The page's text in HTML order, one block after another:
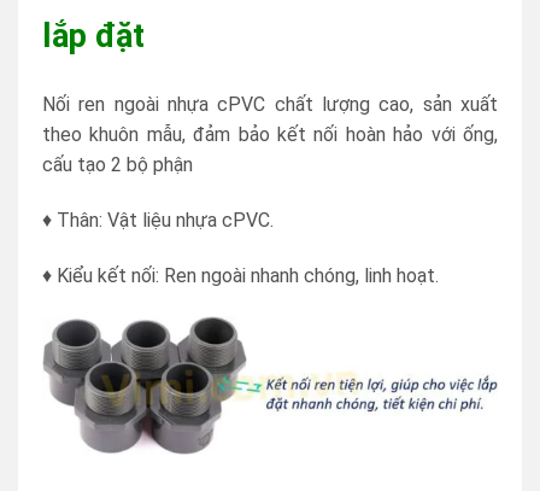
lắp đặt
Nối ren ngoài nhựa cPVC chất lượng cao, sản xuất
theo khuôn mẫu, đảm bảo kết nối hoàn hảo với ống,
cấu tạo 2 bộ phận
♦ Thân: Vật liệu nhựa cPVC.
♦ Kiểu kết nối: Ren ngoài nhanh chóng, linh hoạt.